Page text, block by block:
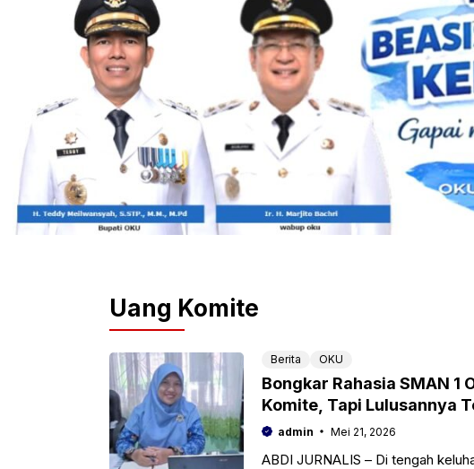
Uang Komite
Berita OKU
Bongkar Rahasia SMAN 1
Komite, Tapi Lulusannya
admin Mei 21, 2026
ABDI JURNALIS – Di tengah